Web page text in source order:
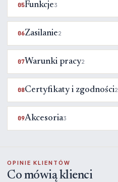
05Funkcje3
06Zasilanie2
07Warunki pracy2
08Certyfikaty i zgodności2
09Akcesoria3
OPINIE KLIENTÓW
Co mówią klienci